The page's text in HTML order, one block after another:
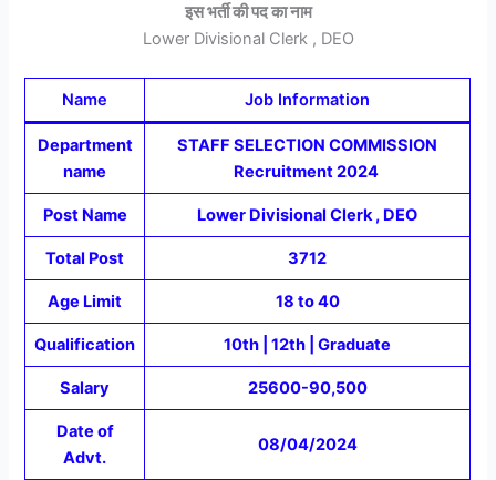
इस भर्ती की पद का नाम
Lower Divisional Clerk , DEO
Name Job Information
Department
name
STAFF SELECTION COMMISSION
Recruitment 2024
Post Name Lower Divisional Clerk , DEO
Total Post 3712
Age Limit 18 to 40
Qualification 10th | 12th | Graduate
Salary 25600-90,500
Date of
Advt.
08/04/2024